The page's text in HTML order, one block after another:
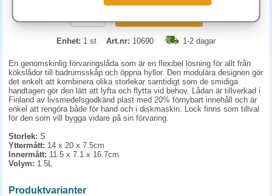
Enhet: 1 st Art.nr: 10690 1-2 dagar
En genomskinlig förvaringslåda som är en flexibel lösning för allt från
kökslådor till badrumsskåp och öppna hyllor. Den modulära designen gör
det enkelt att kombinera olika storlekar samtidigt som de smidiga
handtagen gör den lätt att lyfta och flytta vid behov. Lådan är tillverkad i
Finland av livsmedelsgodkänd plast med 20% förnybart innehåll och är
enkel att rengöra både för hand och i diskmaskin. Lock finns som tillval
för den som vill bygga vidare på sin förvaring.
Storlek: S
Yttermått: 14 x 20 x 7.5cm
Innermått: 11.5 x 7.1 x 16.7cm
Volym: 1.5L
Produktvarianter